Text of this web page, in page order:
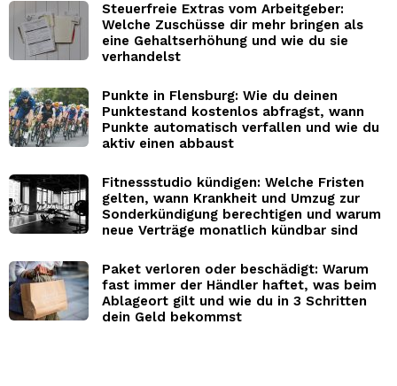
Steuerfreie Extras vom Arbeitgeber:
Welche Zuschüsse dir mehr bringen als
eine Gehaltserhöhung und wie du sie
verhandelst
Punkte in Flensburg: Wie du deinen
Punktestand kostenlos abfragst, wann
Punkte automatisch verfallen und wie du
aktiv einen abbaust
Fitnessstudio kündigen: Welche Fristen
gelten, wann Krankheit und Umzug zur
Sonderkündigung berechtigen und warum
neue Verträge monatlich kündbar sind
Paket verloren oder beschädigt: Warum
fast immer der Händler haftet, was beim
Ablageort gilt und wie du in 3 Schritten
dein Geld bekommst